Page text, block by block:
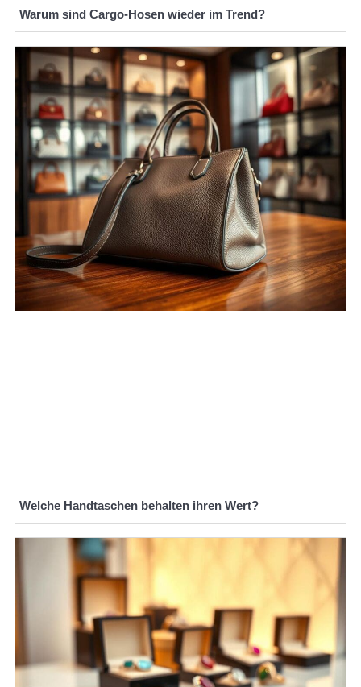
Warum sind Cargo-Hosen wieder im Trend?
Welche Handtaschen behalten ihren Wert?